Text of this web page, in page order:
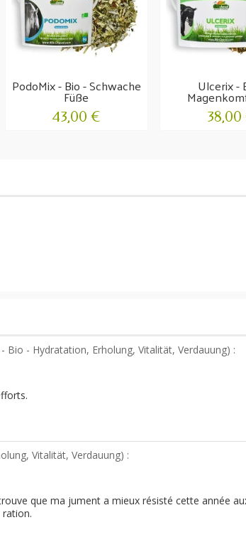
PodoMix - Bio - Schwache
Füße
43,00 €
Ulcerix -
38,00
- Bio - Hydratation, Erholung, Vitalität, Verdauung) :
Vitalität, Verdauung) :
que ma jument a mieux résisté cette année